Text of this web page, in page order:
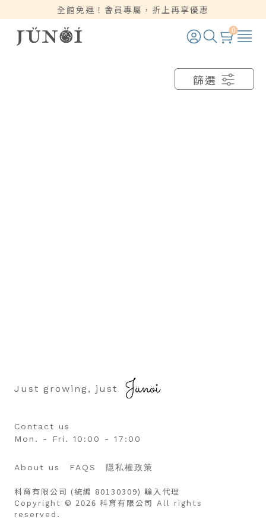
全館免運！會員專屬，折上再享優惠
0
篩選
Just growing, just
Contact us
Mon. - Fri. 10:00 - 17:00
About us FAQS 隱私權政策
科育有限公司 (統編 80130309) 輸入代理
Copyright © 2026 科育有限公司 All rights
reserved.